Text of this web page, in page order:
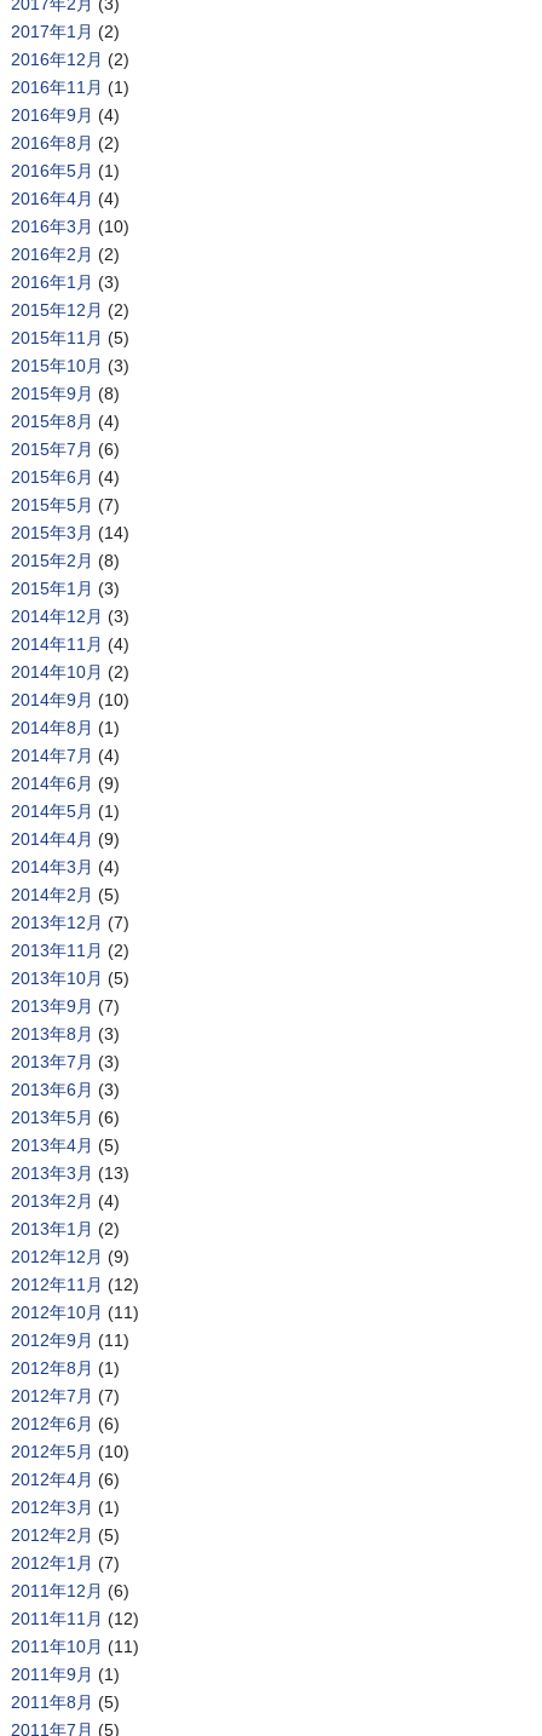
2017年1月 (2)
2016年12月 (2)
2016年11月 (1)
2016年9月 (4)
2016年8月 (2)
2016年5月 (1)
2016年4月 (4)
2016年3月 (10)
2016年2月 (2)
2016年1月 (3)
2015年12月 (2)
2015年11月 (5)
2015年10月 (3)
2015年9月 (8)
2015年8月 (4)
2015年7月 (6)
2015年6月 (4)
2015年5月 (7)
2015年3月 (14)
2015年2月 (8)
2015年1月 (3)
2014年12月 (3)
2014年11月 (4)
2014年10月 (2)
2014年9月 (10)
2014年8月 (1)
2014年7月 (4)
2014年6月 (9)
2014年5月 (1)
2014年4月 (9)
2014年3月 (4)
2014年2月 (5)
2013年12月 (7)
2013年11月 (2)
2013年10月 (5)
2013年9月 (7)
2013年8月 (3)
2013年7月 (3)
2013年6月 (3)
2013年5月 (6)
2013年4月 (5)
2013年3月 (13)
2013年2月 (4)
2013年1月 (2)
2012年12月 (9)
2012年11月 (12)
2012年10月 (11)
2012年9月 (11)
2012年8月 (1)
2012年7月 (7)
2012年6月 (6)
2012年5月 (10)
2012年4月 (6)
2012年3月 (1)
2012年2月 (5)
2012年1月 (7)
2011年12月 (6)
2011年11月 (12)
2011年10月 (11)
2011年9月 (1)
2011年8月 (5)
2011年7月 (5)